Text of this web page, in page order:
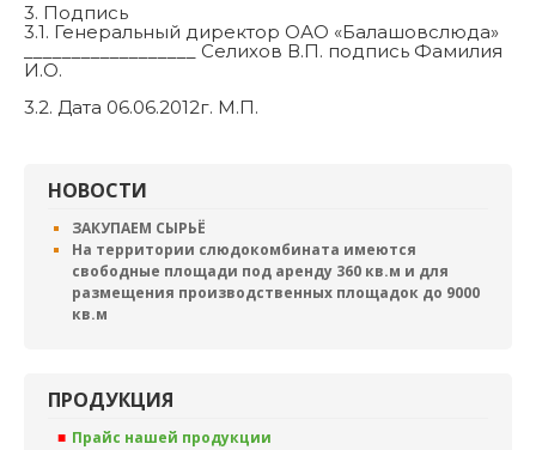
3. Подпись
3.1. Генеральный директор ОАО «Балашовслюда»
__________________ Селихов В.П. подпись Фамилия
И.О.
3.2. Дата 06.06.2012г. М.П.
НОВОСТИ
ЗАКУПАЕМ СЫРЬЁ
На территории слюдокомбината имеются
свободные площади под аренду 360 кв.м и для
размещения производственных площадок до 9000
кв.м
ПРОДУКЦИЯ
Прайс нашей продукции